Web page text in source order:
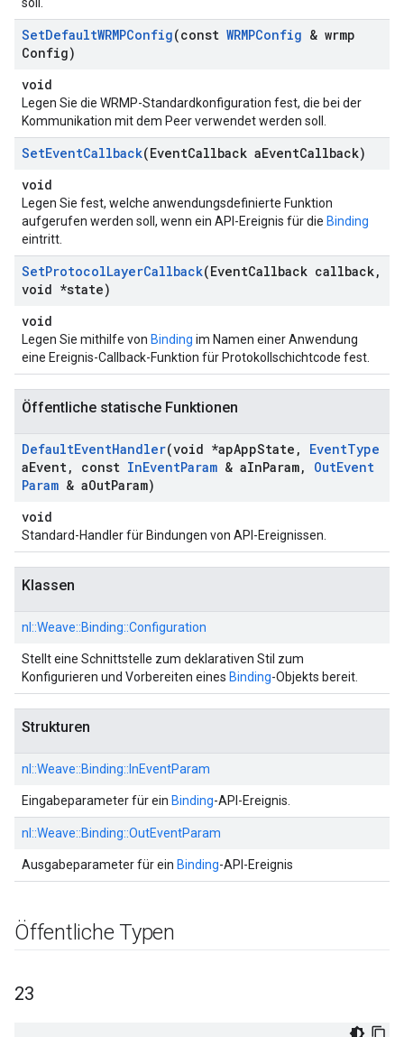
SetDefaultWRMPConfig(const WRMPConfig & wrmp
Config)
void
Legen Sie die WRMP-Standardkonfiguration fest, die bei der
Kommunikation mit dem Peer verwendet werden soll.
SetEventCallback(EventCallback aEventCallback)
void
Legen Sie fest, welche anwendungsdefinierte Funktion
aufgerufen werden soll, wenn ein API-Ereignis für die Binding
eintritt.
SetProtocolLayerCallback(EventCallback callback,
void *state)
void
Legen Sie mithilfe von Binding im Namen einer Anwendung
eine Ereignis-Callback-Funktion für Protokollschichtcode fest.
Öffentliche statische Funktionen
DefaultEventHandler(void *apAppState , EventType
aEvent, const InEventParam & aInParam, OutEvent
Param & aOutParam)
void
Standard-Handler für Bindungen von API-Ereignissen.
Klassen
nl::Weave::Binding::Configuration
Stellt eine Schnittstelle zum deklarativen Stil zum
Konfigurieren und Vorbereiten eines Binding-Objekts bereit.
Strukturen
nl::Weave::Binding:: InEventParam
Eingabeparameter für ein Binding-API-Ereignis.
nl::Weave::Binding::OutEventParam
Ausgabeparameter für ein Binding-API-Ereignis
Öffentliche Typen
23